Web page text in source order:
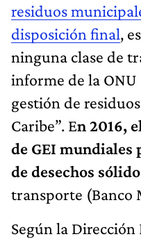
residuos
disposición final,
ninguna clase de
informe de la ONU
gestión de
Caribe”. En 2016,
de GEI mundiales
de desechos
transporte (Banco
Según la